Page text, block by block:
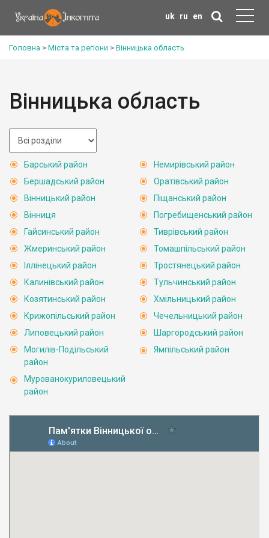
uk ru en
Головна > Міста та регіони > Вінницька область
Вінницька область
Барський район
Бершадський район
Вінницький район
Вінниця
Гайсинський район
Жмеринський район
Іллінецький район
Калинівський район
Козятинський район
Крижопільський район
Липовецький район
Могилів-Подільський
район
Мурованокуриловецький
район
Немирівський район
Оратівський район
Піщанський район
Погребищенський район
Тиврівський район
Томашпільський район
Тростянецький район
Тульчинський район
Хмільницький район
Чечельницький район
Шаргородський район
Ямпільський район